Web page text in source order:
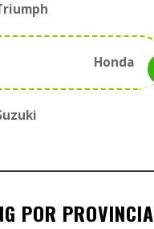
Honda
POR PROVINCIA